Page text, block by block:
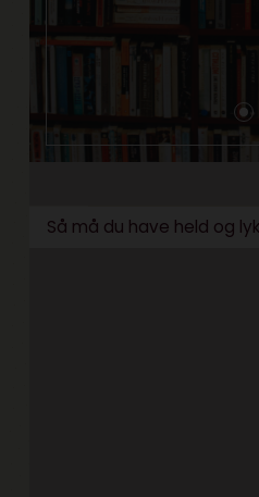
Så må du have held og